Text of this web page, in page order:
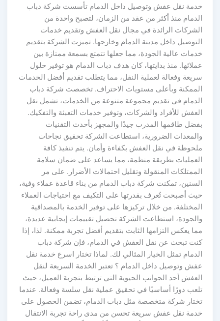
خدمة نقل عفش وتوصيل داخل الدمام تأسست شركة دباب
الدمام منذ أكثر من عقد من الزمان، لتصبح واحدة من
الشركات الرائدة في مجال نقل العفش وتقديم خدمات
التوصيل داخل مدينة الدمام وخارجها. تميزت الشركة بتقديم
خدمات عالية الجودة، مما جعلها تتمتع بسمعة ممتازة بين
عملائها. منذ بدايتها، كان هدف دباب الدمام هو توفير حلول
سريعة وفعالة لعملية النقل، مما يتطلب تقديم أفضل الخدمات
الممكنة وبأعلى مستويات الاحتراف. تخصصت شركة دباب
الدمام في تقديم مجموعة متنوعة من الخدمات، تشمل نقل
العفش للأفراد والشركات، وتوفير خدمات التعبئة والتفكيك.
بفضل طاقمها المدرب جيدًا والمجهز بأحدث التقنيات
والمعدات الضرورية، استطاعت الشركة تحقيق نجاحات
ملحوظة في نقل العفش بكفاءة وأمان. يتم تنفيذ كافة
العمليات بطريقة منظمة، مما يساعد على ضمان سلامة
الممتلكات المنقولة وتقليل احتمالات الأضرار. على مر
السنين، تمكنت شركة دباب الدمام من بناء قاعدة عملاء وفية،
حيث أصبحت تُعرف بقدرتها على التكيف مع احتياجات العملاء
المختلفة. من خلال تركيزها على توفير الخدمة بالمصداقية
والجودة، استطاعت الشركة تحصيل تقييمات إيجابية عديدة،
مما يعكس التزامها الثابت بتقديم أفضل تجربة ممكنة. لذا، إذا
كنت تبحث عن نقل العفش في الدمام، فإن شركة دباب
الدمام تمثل الخيار المثالي لك. لماذا تختار اسرع خدمة نقل
عفش وتوصيل داخل الدمام ؟ تعتبر الخدمة السريعة لنقل
العفش أحد الجوانب الحيوية التي ترتبط بتجربة العميل، حيث
تلعب دورًا أساسيًا في تحقيق عملية نقل سلسة وفعالة. عندما
تختار شركة متخصصة مثل دباب الدمام، تضمن الحصول على
خدمة نقل عفش سريعة تحسن من مدى راحة تجربة الانتقال